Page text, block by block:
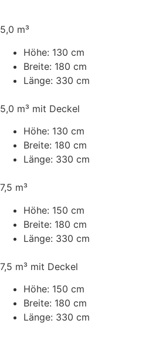
5,0 m³
Höhe: 130 cm
Breite: 180 cm
Länge: 330 cm
5,0 m³ mit Deckel
Höhe: 130 cm
Breite: 180 cm
Länge: 330 cm
7,5 m³
Höhe: 150 cm
Breite: 180 cm
Länge: 330 cm
7,5 m³ mit Deckel
Höhe: 150 cm
Breite: 180 cm
Länge: 330 cm